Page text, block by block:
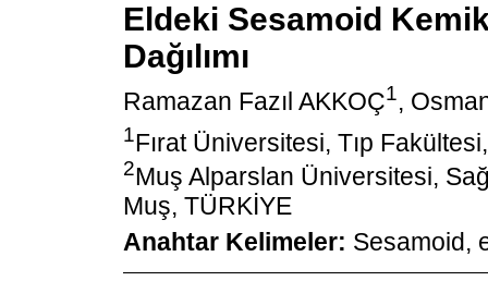
Eldeki Sesamoid
Dağılımı
Ramazan Fazıl AKKOÇ1,
1Fırat Üniversitesi, Tıp
2Muş Alparslan Üniversitesi,
Muş, TÜRKİYE
Anahtar Kelimeler: Sesamoid,